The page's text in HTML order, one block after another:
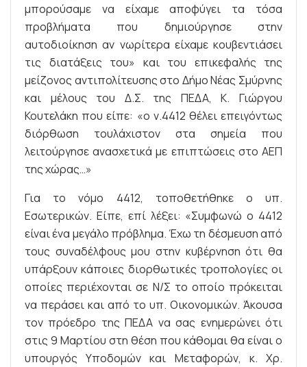
μπορούσαμε να είχαμε αποφύγει τα τόσα
προβλήματα που δημιούργησε στην
αυτοδιοίκηση αν νωρίτερα είχαμε κουβεντιάσει
τις διατάξεις του» και του επικεφαλής της
μείζονος αντιπολίτευσης στο Δήμο Νέας Σμύρνης
και μέλους του Δ.Σ. της ΠΕΔΑ, Κ. Γιώργου
Κουτελάκη που είπε: «ο ν.4412 θέλει επειγόντως
διόρθωση τουλάχιστον στα σημεία που
λειτούργησε ανασχετικά με επιπτώσεις στο ΑΕΠ
της χώρας…»
Για το νόμο 4412, τοποθετήθηκε ο υπ.
Εσωτερικών. Είπε, επί λέξει: «Συμφωνώ ο 4412
είναι ένα μεγάλο πρόβλημα. Έχω τη δέσμευση από
τους συναδέλφους μου στην κυβέρνηση ότι θα
υπάρξουν κάποιες διορθωτικές τροπολογίες οι
οποίες περιέχονται σε Ν/Σ το οποίο πρόκειται
να περάσει και από το υπ. Οικονομικών. Άκουσα
τον πρόεδρο της ΠΕΔΑ να σας ενημερώνει ότι
στις 9 Μαρτίου στη θέση που κάθομαι θα είναι ο
υπουργός Υποδομών και Μεταφορών, κ. Χρ.